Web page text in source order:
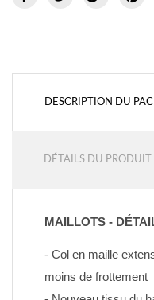
DESCRIPTION DU
DÉTAILS DU PRODUIT
MAILLOTS -
- Col en maille
moins de frottement